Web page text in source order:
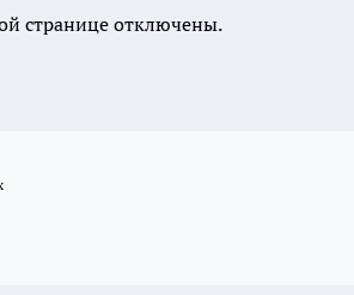
странице отключены.